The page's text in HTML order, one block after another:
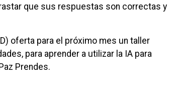
que sus respuestas son correctas y
oferta para el próximo mes un taller
para aprender a utilizar la IA para
Prendes.